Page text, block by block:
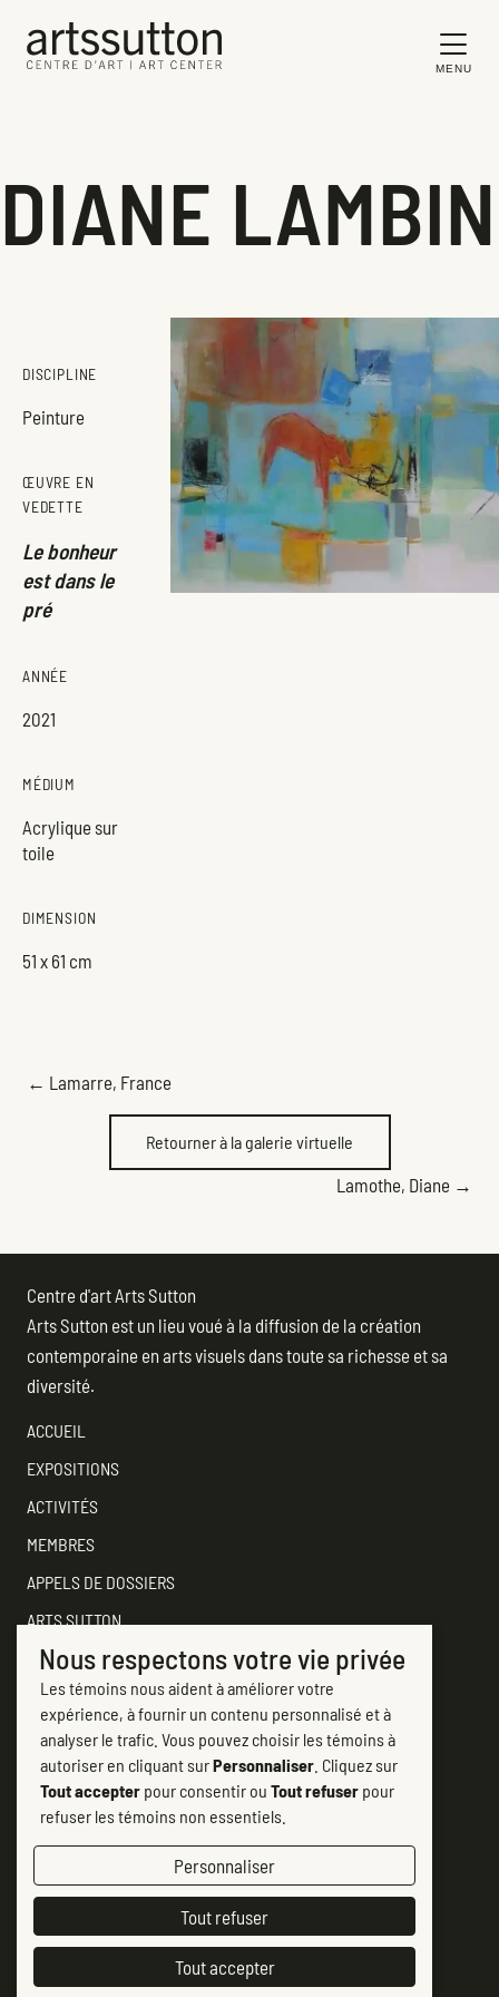
MENU
DIANE LAMBIN
DISCIPLINE
Peinture
ŒUVRE EN
VEDETTE
Le bonheur
est dans le
pré
ANNÉE
2021
MÉDIUM
Acrylique sur
toile
DIMENSION
51 x 61 cm
POSTS
NAVIGATION
← Lamarre, France
Retourner à la galerie virtuelle
NAVIGATION
Lamothe, Diane →
Centre d'art Arts Sutton
Arts Sutton est un lieu voué à la diffusion de la création
contemporaine en arts visuels dans toute sa richesse et sa
diversité.
ACCUEIL
EXPOSITIONS
ACTIVITÉS
MEMBRES
APPELS DE DOSSIERS
ARTS SUTTON
SOUTENEZ
CONTACTER ARTS SUTTON
7, rue Academy
Sutton (Québec) J0E 2K0
(450) 538-2563
info@artssutton.com
Suivez-nous
Facebook #artsSutton
(opens in new tab)
Instagram Art Sutton
(opens in new tab)Chaine Arts Sutton sur YouTube
Politique de confidentialité
© 2007-2026 Centre d'art Arts Sutton
Nous respectons votre vie privée
Les témoins nous aident à améliorer votre
expérience, à fournir un contenu personnalisé et à
analyser le trafic. Vous pouvez choisir les témoins à
autoriser en cliquant surPersonnaliser . Cliquez sur
Tout accepter pour consentir ou Tout refuser pour
refuser les témoins non essentiels.
Personnaliser
Tout refuser
Tout accepter